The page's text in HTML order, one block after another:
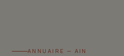
ANNUAIRE — AIN